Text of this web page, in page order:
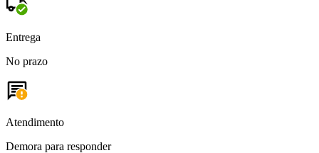
Entrega
No prazo
Atendimento
Demora para responder